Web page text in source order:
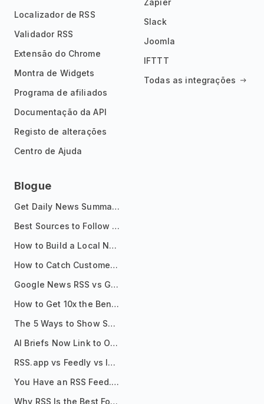
Localizador de RSS
Validador RSS
Extensão do Chrome
Montra de Widgets
Programa de afiliados
Documentação da API
Registo de alterações
Centro de Ajuda
Zapier
Slack
Joomla
IFTTT
Todas as integrações
Blogue
Get Daily News Summaries About Any Topic in Telegram, Discord, Slack, and Email
Best Sources to Follow for Crypto News in Your Reader (2026)
How to Build a Local News Hub That Updates Itself
How to Catch Customer Problems Before They Become Support Tickets
Google News RSS vs Google Alerts: Which Is Better for News Monitoring?
How to Get 10x the Benefits of Google Alerts
The 5 Ways to Show Sources in Your AI Brief, And When to Use Each
AI Briefs Now Link to Original Sources. Here's Why It Matters
RSS.app vs Feedly vs Inoreader: Which One Is Actually Right for You?
You Have an RSS Feed. Now What?
Why RSS Is the Best Format for AI Agents in 2026